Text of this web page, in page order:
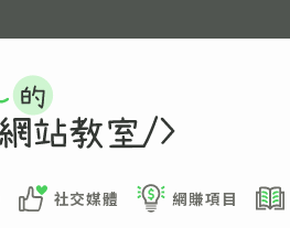
社交媒體 網賺項目